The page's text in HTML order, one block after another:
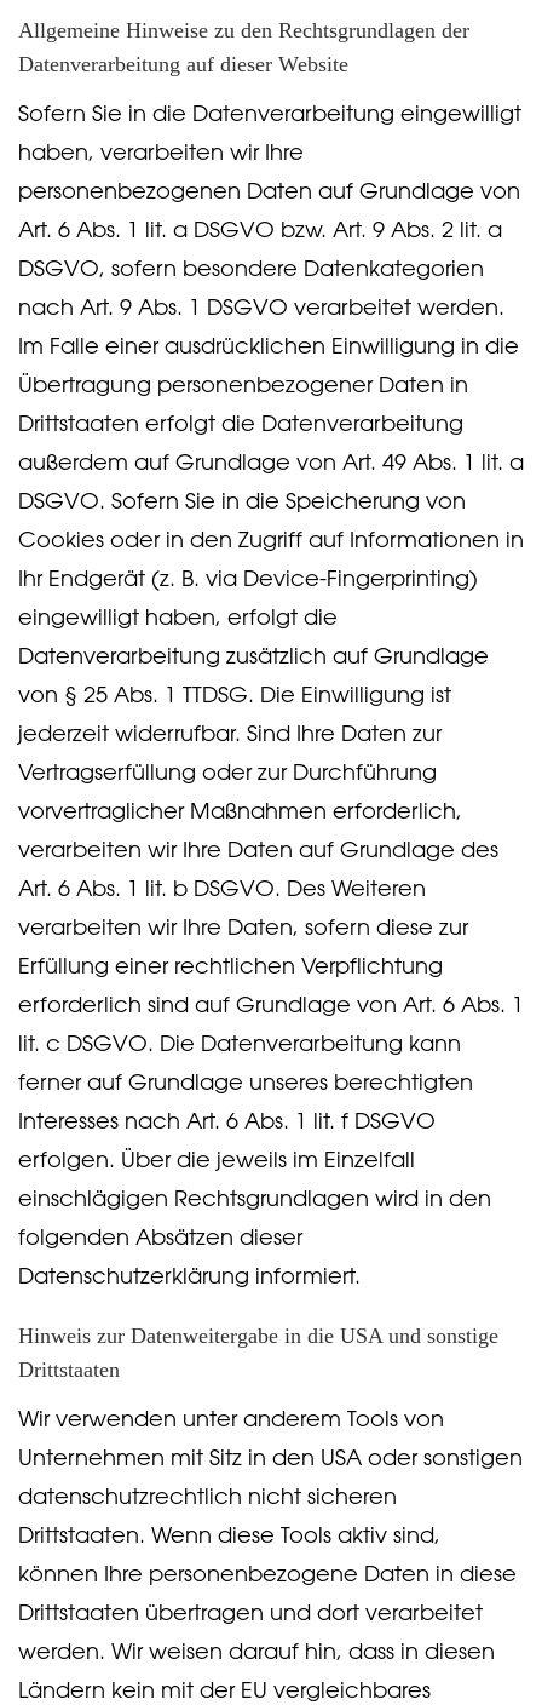
Allgemeine Hinweise zu den Rechtsgrundlagen der
Datenverarbeitung auf dieser Website
Sofern Sie in die Datenverarbeitung eingewilligt
haben, verarbeiten wir Ihre
personenbezogenen Daten auf Grundlage von
Art. 6 Abs. 1 lit. a DSGVO bzw. Art. 9 Abs. 2 lit. a
DSGVO, sofern besondere Datenkategorien
nach Art. 9 Abs. 1 DSGVO verarbeitet werden.
Im Falle einer ausdrücklichen Einwilligung in die
Übertragung personenbezogener Daten in
Drittstaaten erfolgt die Datenverarbeitung
außerdem auf Grundlage von Art. 49 Abs. 1 lit. a
DSGVO. Sofern Sie in die Speicherung von
Cookies oder in den Zugriff auf Informationen in
Ihr Endgerät (z. B. via Device-Fingerprinting)
eingewilligt haben, erfolgt die
Datenverarbeitung zusätzlich auf Grundlage
von § 25 Abs. 1 TTDSG. Die Einwilligung ist
jederzeit widerrufbar. Sind Ihre Daten zur
Vertragserfüllung oder zur Durchführung
vorvertraglicher Maßnahmen erforderlich,
verarbeiten wir Ihre Daten auf Grundlage des
Art. 6 Abs. 1 lit. b DSGVO. Des Weiteren
verarbeiten wir Ihre Daten, sofern diese zur
Erfüllung einer rechtlichen Verpflichtung
erforderlich sind auf Grundlage von Art. 6 Abs. 1
lit. c DSGVO. Die Datenverarbeitung kann
ferner auf Grundlage unseres berechtigten
Interesses nach Art. 6 Abs. 1 lit. f DSGVO
erfolgen. Über die jeweils im Einzelfall
einschlägigen Rechtsgrundlagen wird in den
folgenden Absätzen dieser
Datenschutzerklärung informiert.
Hinweis zur Datenweitergabe in die USA und sonstige
Drittstaaten
Wir verwenden unter anderem Tools von
Unternehmen mit Sitz in den USA oder sonstigen
datenschutzrechtlich nicht sicheren
Drittstaaten. Wenn diese Tools aktiv sind,
können Ihre personenbezogene Daten in diese
Drittstaaten übertragen und dort verarbeitet
werden. Wir weisen darauf hin, dass in diesen
Ländern kein mit der EU vergleichbares